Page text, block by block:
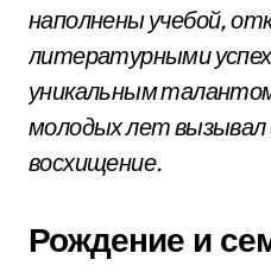
наполнены учебой,
литературными
уникальным
молодых лет вызывал
восхищение.
Рождение и